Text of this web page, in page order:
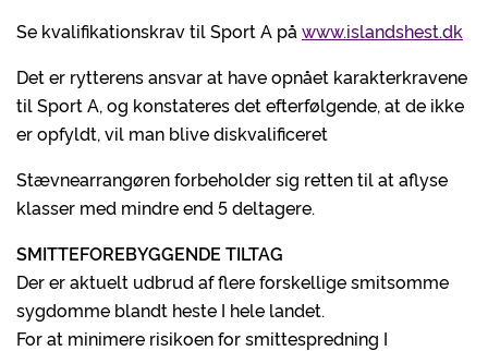
Se kvalifikationskrav til Sport A på www.islandshest.dk
Det er rytterens ansvar at have opnået karakterkravene
til Sport A, og konstateres det efterfølgende, at de ikke
er opfyldt, vil man blive diskvalificeret
Stævnearrangøren forbeholder sig retten til at aflyse
klasser med mindre end 5 deltagere.
SMITTEFOREBYGGENDE TILTAG
Der er aktuelt udbrud af flere forskellige smitsomme
sygdomme blandt heste I hele landet.
For at minimere risikoen for smittespredning I